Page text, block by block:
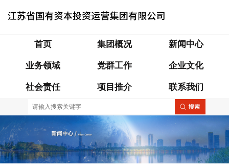
首页 集团概况 新闻中心
业务领域 党群工作 企业文化
社会责任 项目推介 联系我们